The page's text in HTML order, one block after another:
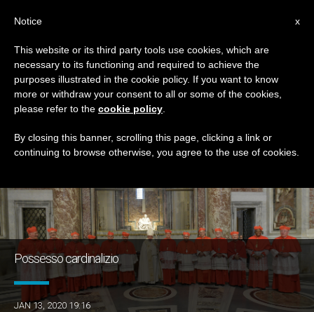
GIORNO
Gennaio 13th, 2020
ULTIME NOTIZIE
Possesso cardinalizio
JAN 13, 2020 19:16
x
Notice
This website or its third party tools use cookies, which are
necessary to its functioning and required to achieve the
purposes illustrated in the cookie policy. If you want to know
more or withdraw your consent to all or some of the cookies,
please refer to the cookie policy
By closing this banner, scrolling this page, clicking a link or
continuing to browse otherwise, you agree to the use of cookies.